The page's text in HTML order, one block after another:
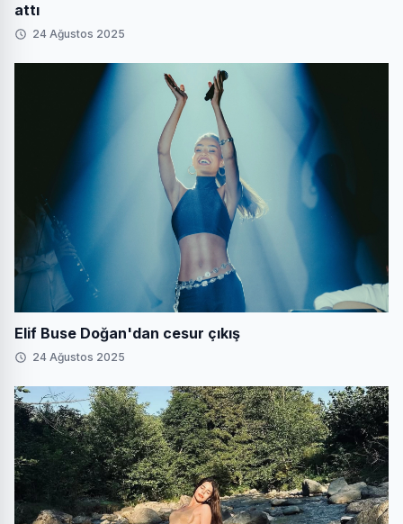
attı
24 Ağustos 2025
Elif Buse Doğan'dan cesur çıkış
24 Ağustos 2025